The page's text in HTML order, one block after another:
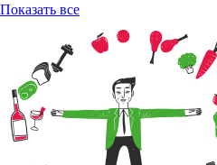
Показать все